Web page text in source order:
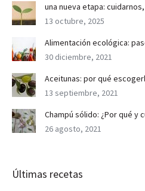
una nueva etapa:
13 octubre, 2025
Alimentación ecológica:
30 diciembre, 2021
Aceitunas: por qué
13 septiembre, 2021
Champú sólido: ¿Por qué y
26 agosto, 2021
Últimas recetas